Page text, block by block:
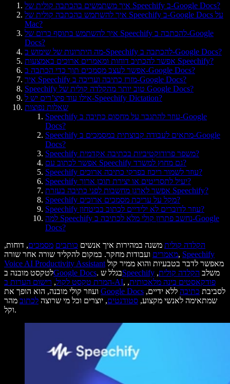
איך משתמשים בהכתבה קולית של Speechify ב-Google Docs?
איך להשתמש בהכתבה קולית של Speechify ב-Google Docs על
Mac?
איך להשתמש בתוסף כרום של Speechify להכתבה ב-Google
Docs?
מה היתרונות של שימוש ב-Speechify להכתבה ב-Google Docs?
אפשר להכתיב דוחות ומאמרים ארוכים באמצעות Speechify?
אפשר לעצב מסמכים תוך כדי הכתבה ב-Google Docs?
איך Speechify מזרז כתיבה ועריכה ב-Google Docs?
Speechify טוב יותר מהקלדה קולית של Google Docs?
אילו עוד פיצ’רים יש ל-Speechify Dictation?
שאלות נפוצות
Speechify עוזר להתגבר על מחסום כתיבה ב-Google
Docs?
Speechify מתאים לעבודה קבוצתית במסמכים ב-Google
Docs?
Speechify משפר פרודוקטיביות בכתיבה אקדמית?
אפשר לכתוב עם Speechify גם מחוץ למשרד?
Speechify עוזר לשמור ריכוז בפרקי כתיבה ארוכים?
Speechify יעיל לתסריטים או יצירת תוכן ארוך?
אפשר לארגן מחשבות לפני כתיבה בעזרת Speechify?
Speechify מקל על עריכת מסמכים ארוכים?
Speechify עוזר לדוברים לא ילידיים לכתוב בביטחון?
למה Speechify נחשב פתרון קולי מלא לכתיבה ב-Google
Docs?
הקלדה קולית משנה במהירות איך אנשים כותבים מסמכים, דוחות,
מאמריםועבודות מחקר. במקום להקליד שורה אחר שורה, Speechify
Voice AI Productivity Assistant
לטקסט מובנה בGoogle Docs . בגלל שSpeechify משלב הקלדה קולית,
המרת טקסט לקול, רישום הערות ב-AI, פודקאסטים בינה מלאכותית,
Google Docs לסביבת כתיבה ללא ידיים,
שמתאימה לאנשי מקצוע, סטודנטים, יוצרים וכל מי שרוצה לכתוב מהר
וקל.